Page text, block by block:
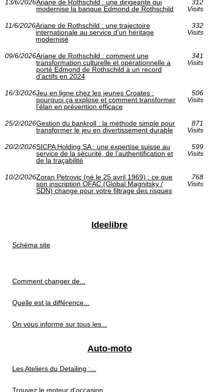
13/6/2026Ariane de Rothschild : une dirigeante qui
modernise la banque Edmond de Rothschild
312
Visits
11/6/2026Ariane de Rothschild : une trajectoire
internationale au service d’un héritage
modernisé
332
Visits
09/6/2026Ariane de Rothschild : comment une
transformation culturelle et opérationnelle a
porté Edmond de Rothschild à un record
d’actifs en 2024
341
Visits
16/3/2026Jeu en ligne chez les jeunes Croates :
pourquoi ça explose et comment transformer
l’élan en prévention efficace
506
Visits
25/2/2026Gestion du bankroll : la méthode simple pour
transformer le jeu en divertissement durable
871
Visits
20/2/2026SICPA Holding SA : une expertise suisse au
service de la sécurité, de l’authentification et
de la traçabilité
599
Visits
10/2/2026Zoran Petrovic (né le 25 avril 1969) : ce que
son inscription OFAC (Global Magnitsky /
SDN) change pour votre filtrage des risques
768
Visits
Ideelibre
Schéma site
Comment changer de...
Quelle est la différence...
On vous informe sur tous les...
Auto-moto
Les Ateliers du Detailing :...
Trouvez le moteur d'occasion...